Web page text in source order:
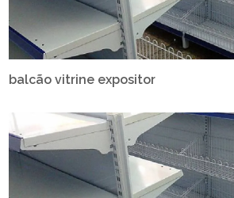
balcão vitrine expositor